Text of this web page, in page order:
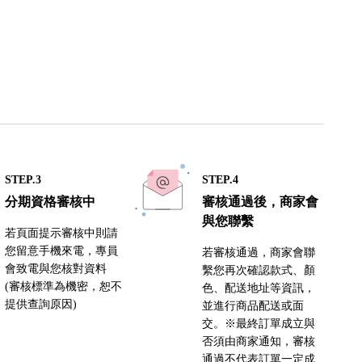
STEP.3
分期資格審核中
若頁面提示審核中則請
您留意手機來電，專員
會致電與您核對資料
(審核標準為機密，恕不
提供查詢原因)
STEP.4
審核通過後，商家會
與您聯繫
若審核通過，商家會聯
繫您再次確認款式、顏
色、配送地址等資訊，
並進行商品配送或面
交。※最終訂單成立與
否須由商家通知，審核
通過不代表訂單一定成